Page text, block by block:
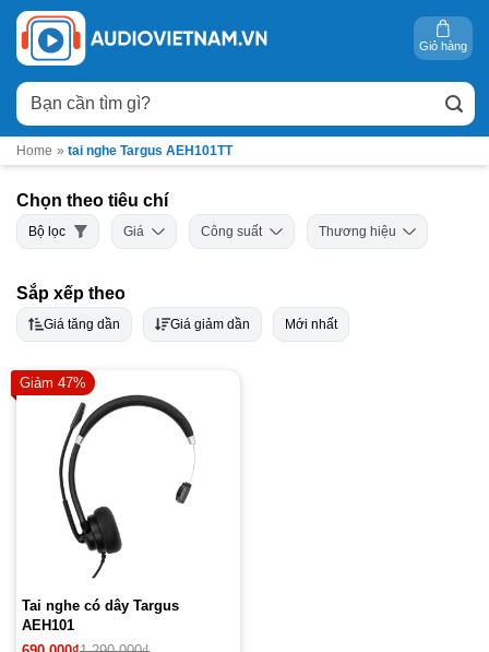
Bỏ
qua
nội
dung
Tìm
kiếm:
Giỏ hàng
Home » tai nghe Targus AEH101TT
Chọn theo tiêu chí
Bộ lọc Giá Công suất Thương hiệu
Sắp xếp theo
Giá tăng dần Giá giảm dần Mới nhất
Giảm 47%
Tai nghe có dây Targus
AEH101